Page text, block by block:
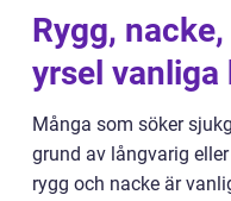
Rygg,
yrsel vanliga
Många som söker
grund av långvarig
rygg och nacke är